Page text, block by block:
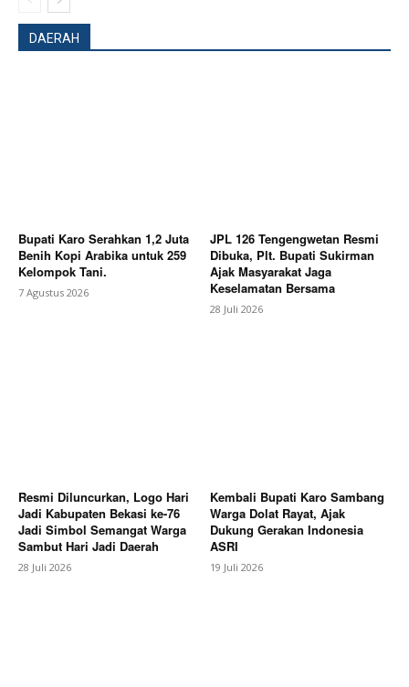
Berita Lainnya
Pengelolaan BUMDes dan Proyek
Dana Desa Karanggondang Dipertanyakan, LPKM
DAERAH
Bupati Karo Serahkan 1,2 Juta
Benih Kopi Arabika untuk 259
Kelompok Tani.
7 Agustus 2026
JPL 126 Tengengwetan Resmi
Dibuka, Plt. Bupati Sukirman
Ajak Masyarakat Jaga
Keselamatan Bersama
28 Juli 2026
Resmi Diluncurkan, Logo Hari
Jadi Kabupaten Bekasi ke-76
Jadi Simbol Semangat Warga
Sambut Hari Jadi Daerah
28 Juli 2026
Kembali Bupati Karo Sambang
Warga Dolat Rayat, Ajak
Dukung Gerakan Indonesia
ASRI
19 Juli 2026